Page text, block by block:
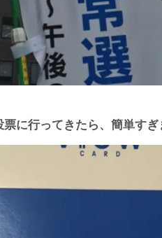
票に行ってきたら、簡単すぎ